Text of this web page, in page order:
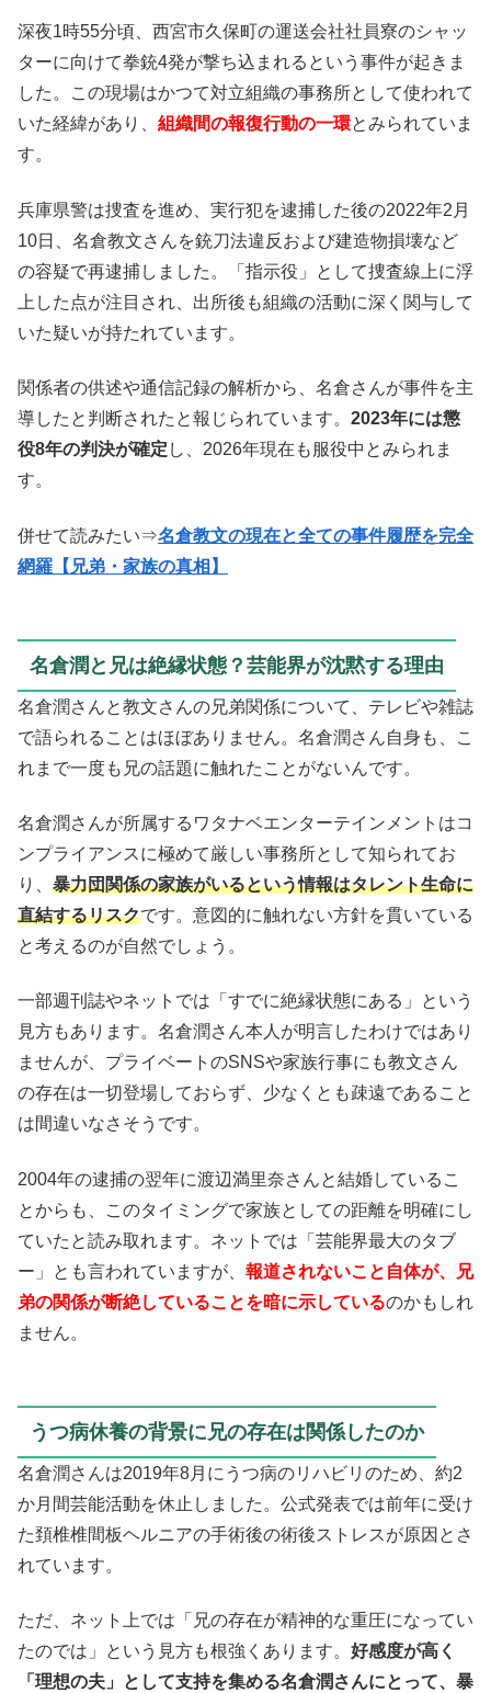
深夜1時55分頃、西宮市久保町の運送会社社員寮のシャッ
ターに向けて拳銃4発が撃ち込まれるという事件が起きま
した。この現場はかつて対立組織の事務所として使われて
いた経緯があり、 組織間の報復行動の一環とみられていま
す。
兵庫県警は捜査を進め、実行犯を逮捕した後の2022年2月
10日、名倉教文さんを銃刀法違反および建造物損壊など
の容疑で再逮捕しました。「指示役」として捜査線上に浮
上した点が注目され、出所後も組織の活動に深く関与して
いた疑いが持たれています。
関係者の供述や通信記録の解析から、名倉さんが事件を主
導したと判断されたと報じられています。 2023年には懲
役8年の判決が確定 し、2026年現在も服役中とみられま
す。
併せて読みたい⇒名倉教文の現在と全ての事件履歴を完全
網羅【兄弟・家族の真相】
名倉潤と兄は絶縁状態？芸能界が沈黙する理由
名倉潤さんと教文さんの兄弟関係について、テレビや雑誌
で語られることはほぼありません。名倉潤さん自身も、こ
れまで一度も兄の話題に触れたことがないんです。
名倉潤さんが所属するワタナベエンターテインメントはコ
ンプライアンスに極めて厳しい事務所として知られてお
り、 暴力団関係の家族がいるという情報はタレント生命に
直結するリスクです。意図的に触れない方針を貫いている
と考えるのが自然でしょう。
一部週刊誌やネットでは「すでに絶縁状態にある」という
見方もあります。名倉潤さん本人が明言したわけではあり
ませんが、プライベートのSNSや家族行事にも教文さん
の存在は一切登場しておらず、少なくとも疎遠であること
は間違いなさそうです。
2004年の逮捕の翌年に渡辺満里奈さんと結婚しているこ
とからも、このタイミングで家族としての距離を明確にし
ていたと読み取れます。ネットでは「芸能界最大のタブ
ー」とも言われていますが、 報道されないこと自体が、兄
弟の関係が断絶していることを暗に示しているのかもしれ
ません。
うつ病休養の背景に兄の存在は関係したのか
名倉潤さんは2019年8月にうつ病のリハビリのため、約2
か月間芸能活動を休止しました。公式発表では前年に受け
た頚椎椎間板ヘルニアの手術後の術後ストレスが原因とさ
れています。
ただ、ネット上では「兄の存在が精神的な重圧になってい
たのでは」という見方も根強くあります。 好感度が高く
「理想の夫」として支持を集める名倉潤さんにとって、暴